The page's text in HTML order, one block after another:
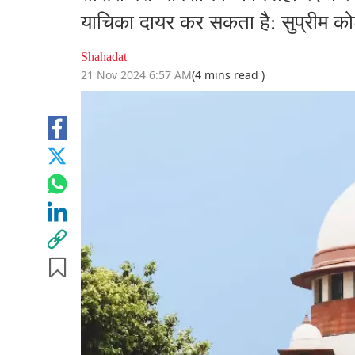
याचिका दायर कर सकता है: सुप्रीम
Shahadat
21 Nov 2024 6:57 AM(4 mins read )